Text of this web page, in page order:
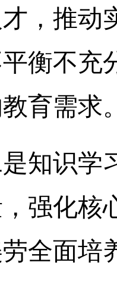
，推动
衡不充
育需求。
知识学
强化核
全面培